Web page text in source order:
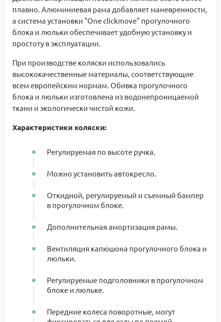
плавно. Алюминиевая рама добавляет маневренности,
а система установки "One clickmove" прогулочного
блока и люльки обеспечивает удобную установку и
простоту в эксплуатации.
При производстве коляски использовались
высококачественные материалы, соответствующие
всем европейским нормам. Обивка прогулочного
блока и люльки изготовлена из водонепроницаемой
ткани и экологически чистой кожи.
Характеристики коляски:
Регулируемая по высоте ручка.
Можно установить автокресло.
Откидной, регулируемый и съемный бампер
в прогулочном блоке.
Дополнительная амортизация рамы.
Вентиляция капюшона прогулочного блока и
люльки.
Регулируемые подголовники в прогулочном
блоке и люльке.
Передние колеса поворотные, могут